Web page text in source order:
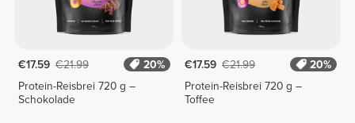
€17.59 €21.99
20%
Protein-Reisbrei 720 g –
Schokolade
€17.59 €21.99
20%
Protein-Reisbrei 720 g –
Toffee